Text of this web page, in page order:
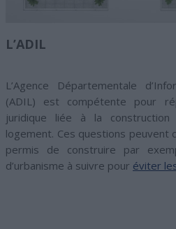
L’ADIL
L’Agence Départementale
(ADIL) est compétente pour
juridique liée à la
logement. Ces questions peuvent
permis de construire par
d’urbanisme à suivre pour éviter